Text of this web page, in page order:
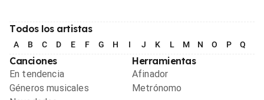
Todos los artistas
A B C D E F G H I J K L M N O P Q
Canciones
En tendencia
Géneros musicales
Herramientas
Afinador
Metrónomo